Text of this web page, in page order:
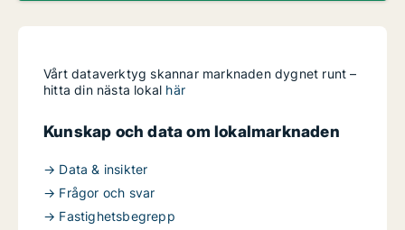
Vårt dataverktyg skannar marknaden dygnet runt –
hitta din nästa lokal här
Kunskap och data om lokalmarknaden
→ Data & insikter
→ Frågor och svar
→ Fastighetsbegrepp